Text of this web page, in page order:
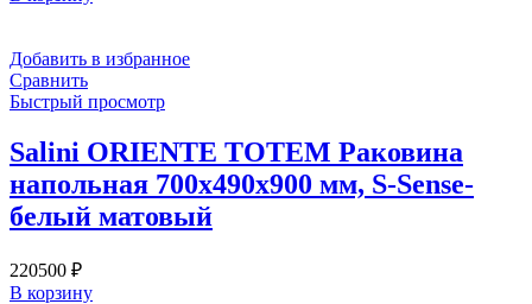
Добавить в избранное
Сравнить
Быстрый просмотр
Salini ORIENTE TOTEM Раковина
напольная 700х490х900 мм, S-Sense-
белый матовый
220500 ₽
В корзину